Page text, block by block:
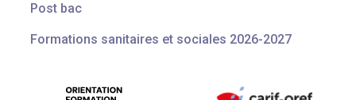
Post bac
Formations sanitaires et sociales 2026-2027